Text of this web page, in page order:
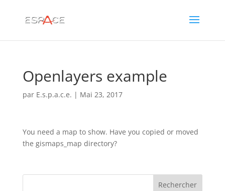
Openlayers example
par E.s.p.a.c.e. | Mai 23, 2017
You need a map to show. Have you copied or moved
the gismaps_map directory?